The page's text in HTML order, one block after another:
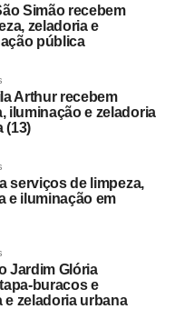
Simão recebem
zeladoria e
pública
Arthur recebem
iluminação e zeladoria
(13)
serviços de limpeza,
e iluminação em
Jardim Glória
buracos e
e zeladoria urbana